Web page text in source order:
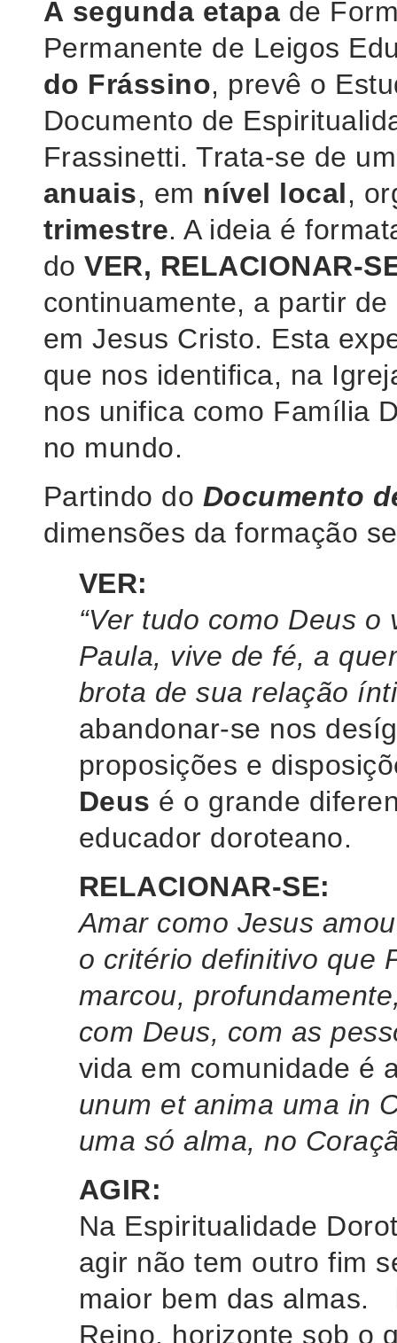
A segunda etapa de
Permanente de Leigos
do Frássino, prevê o
Documento de
Frassinetti. Trata-se de
anuais, em nível local,
trimestre. A ideia é
do VER, RELACIONAR-
continuamente, a partir
em Jesus Cristo. Esta
que nos identifica, na
nos unifica como Família
no mundo.
Partindo do Documento
dimensões da formação
VER:
“Ver tudo como Deus
Paula, vive de fé, a
brota de sua relação
abandonar-se nos
proposições e
Deus é o grande
educador doroteano.
RELACIONAR-SE:
Amar como Jesus
o critério definitivo que
marcou,
com Deus, com as
vida em comunidade é
unum et anima uma in
uma só alma, no
AGIR:
Na Espiritualidade
agir não tem outro fim
maior bem das almas.
Reino, horizonte sob o